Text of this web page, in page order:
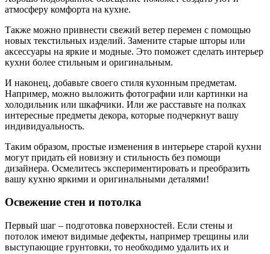
атмосферу комфорта на кухне.
Также можно привнести свежий ветер перемен с помощью
новых текстильных изделий. Замените старые шторы или
аксессуары на яркие и модные. Это поможет сделать интерьер
кухни более стильным и оригинальным.
И наконец, добавьте своего стиля кухонным предметам.
Например, можно выложить фотографии или картинки на
холодильник или шкафчики. Или же расставьте на полках
интересные предметы декора, которые подчеркнут вашу
индивидуальность.
Таким образом, простые изменения в интерьере старой кухни
могут придать ей новизну и стильность без помощи
дизайнера. Осмелитесь экспериментировать и преобразить
вашу кухню яркими и оригинальными деталями!
Освежение стен и потолка
Первый шаг – подготовка поверхностей. Если стены и
потолок имеют видимые дефекты, например трещины или
выступающие грунтовки, то необходимо удалить их и